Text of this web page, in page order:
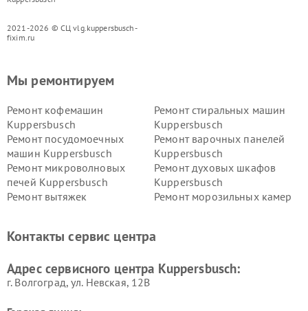
2021-2026 © СЦ vlg.kuppersbusch-
fixim.ru
Мы ремонтируем
Ремонт кофемашин
Kuppersbusch
Ремонт стиральных машин
Kuppersbusch
Ремонт посудомоечных
машин Kuppersbusch
Ремонт варочных панелей
Kuppersbusch
Ремонт микроволновых
печей Kuppersbusch
Ремонт духовых шкафов
Kuppersbusch
Ремонт вытяжек
Ремонт морозильных камер
Kuppersbusch
вакуумных упаковщиков
Ремонт сушильных машин Kuppersbusch
Контакты сервис центра
Адрес сервисного центра Kuppersbusch:
г. Волгоград, ул. Невская, 12В